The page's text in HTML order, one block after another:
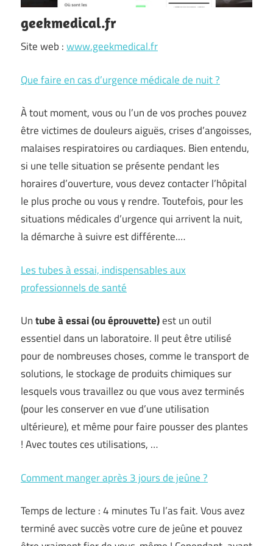
geekmedical.fr
Site web :www.geekmedical.fr
Que faire en cas d’urgence médicale de nuit ?
À tout moment, vous ou l’un de vos proches pouvez
être victimes de douleurs aiguës, crises d’angoisses,
malaises respiratoires ou cardiaques. Bien entendu,
si une telle situation se présente pendant les
horaires d’ouverture, vous devez contacter l’hôpital
le plus proche ou vous y rendre. Toutefois, pour les
situations médicales d’urgence qui arrivent la nuit,
la démarche à suivre est différente.…
Les tubes à essai, indispensables aux
professionnels de santé
Untube à essai (ou éprouvette)est un outil
essentiel dans un laboratoire. Il peut être utilisé
pour de nombreuses choses, comme le transport de
solutions, le stockage de produits chimiques sur
lesquels vous travaillez ou que vous avez terminés
(pour les conserver en vue d’une utilisation
ultérieure), et même pour faire pousser des plantes
! Avec toutes ces utilisations, …
Comment manger après 3 jours de jeûne ?
Temps de lecture : 4 minutes Tu l’as fait. Vous avez
terminé avec succès votre cure de jeûne et pouvez